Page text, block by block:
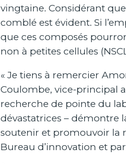
vingtaine. Considérant
comblé est évident. Si
que ces composés
non à petites cellules
« Je tiens à remercier
Coulombe, vice-principal
recherche de pointe du
dévastatrices – démontre
soutenir et promouvoir la
Bureau d’innovation et